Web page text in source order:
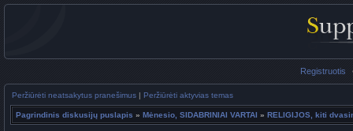
Registruotis
Peržiūrėti neatsakytus pranešimus | Peržiūrėti aktyvias temas
Pagrindinis diskusijų puslapis » Mėnesio, SIDABRINIAI VARTAI » RELIGIJOS, kiti